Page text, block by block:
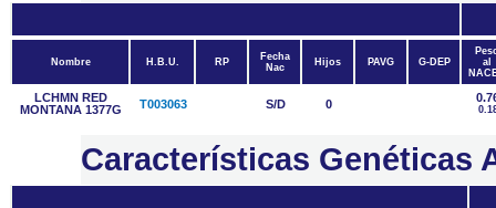
Nombre H.B.U. RP
Fecha
Nac
Hijos PAVG G-DEP
al
LCHMN RED
MONTANA 1377G
T003063 S/D 0
Características Genéticas